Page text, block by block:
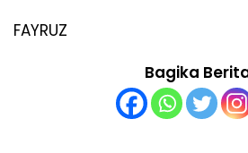
FAYRUZ
Bagika